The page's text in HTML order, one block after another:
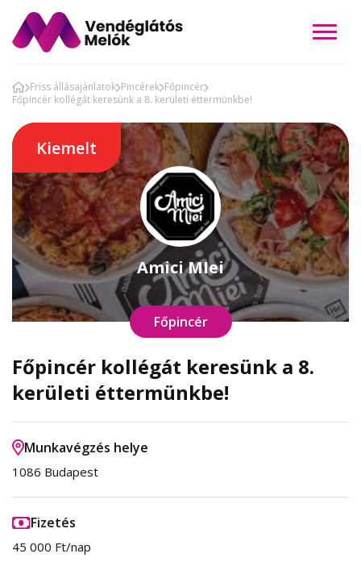
Friss állásajánlatok Pincérek Főpincér
Főpincér kollégát keresünk a 8. kerületi éttermünkbe!
Kiemelt
Amici MIei
Főpincér
Főpincér kollégát keresünk a 8.
kerületi éttermünkbe!
Munkavégzés helye
1086 Budapest
Fizetés
45 000 Ft/nap